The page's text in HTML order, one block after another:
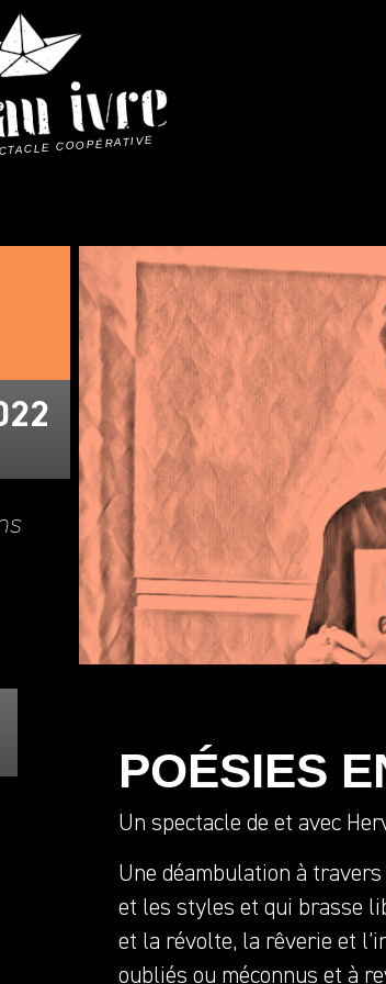
COOPÉRATIVE
POÉSIES
Un spectacle de et avec
Une déambulation à
et les styles et qui brasse
et la révolte, la rêverie et
oubliés ou méconnus et à